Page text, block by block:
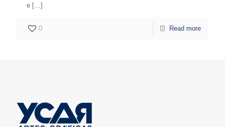
e […]
0 Read more